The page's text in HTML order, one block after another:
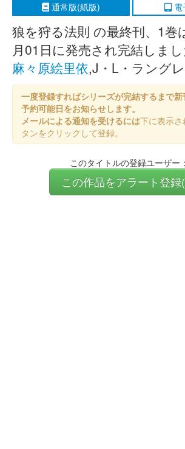
通常版(紙版) 電
狼を狩る法則 の最終刊、1巻
月01日に発売され完結しまし
麻々原絵里依,J・L・ラング
一度登録すればシリーズが完結するまで
予約可能日をお知らせします。
メールによる通知を受けるには下に表示
タンをクリックして登録。
このタイトルの登録ユーザー
この作品をアラート登録